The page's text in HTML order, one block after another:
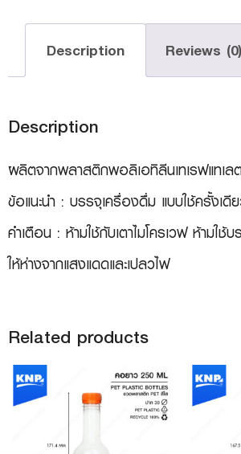
Description Reviews (0)
Description
ผลิตจากพลาสติกพอลิเอทิลีนเทเรฟแทเล
ข้อแนะนำ : บรรจุเครื่องดื่ม แบบใช้ครั้งเดี
คำเตือน : ห้ามใช้กับเตาไมโครเวฟ ห้ามใ
ให้ห่างจากแสงแดดและเปลวไฟ
Related products